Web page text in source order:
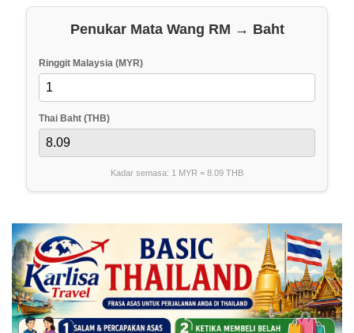
Penukar Mata Wang RM → Baht
Ringgit Malaysia (MYR)
Thai Baht (THB)
Kadar semasa: 1 MYR = 8.09 THB